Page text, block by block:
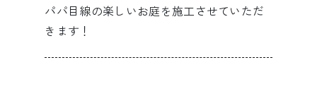
パパ目線の楽しいお庭を施工させていただ
きます！